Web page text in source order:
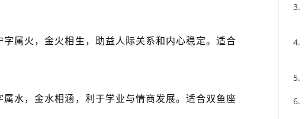
属火，金火相生，助益人际关系和内心稳定。适合
水，金水相涵，利于学业与情商发展。适合双鱼座